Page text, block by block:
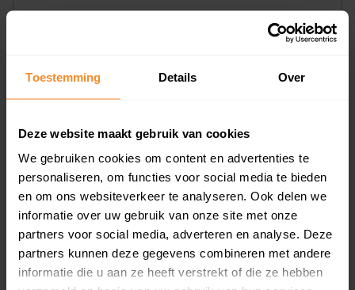
Toestemming Details Over
Deze website maakt gebruik van cookies
We gebruiken cookies om content en advertenties te
personaliseren, om functies voor social media te bieden
en om ons websiteverkeer te analyseren. Ook delen we
informatie over uw gebruik van onze site met onze
partners voor social media, adverteren en analyse. Deze
partners kunnen deze gegevens combineren met andere
informatie die u aan ze heeft verstrekt of die ze hebben
8%
92%
Huurwoningen
aandeel van totale woningen
79%